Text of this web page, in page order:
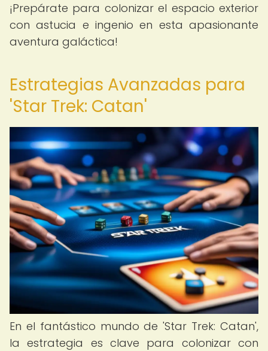
¡Prepárate para colonizar el espacio exterior
con astucia e ingenio en esta apasionante
aventura galáctica!
Estrategias Avanzadas para
'Star Trek: Catan'
En el fantástico mundo de 'Star Trek: Catan',
la estrategia es clave para colonizar con